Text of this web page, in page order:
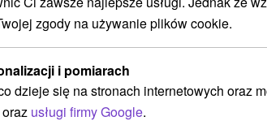
Banská Štiavnica
zgody na używanie plików cookie.
i pomiarach
dzieje się na stronach internetowych oraz
usługi firmy Google.